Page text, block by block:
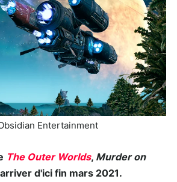
Entertainment
The Outer Worlds, Murder on
d'ici fin mars 2021.